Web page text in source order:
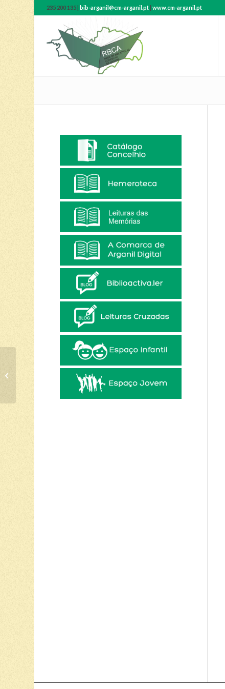
235 200 135 |bib-arganil@cm-arganil.pt|www.cm-arganil.pt
Concurso de Leitura –
Lê Melhor Quem Lê
Mais, celebrou a leitura